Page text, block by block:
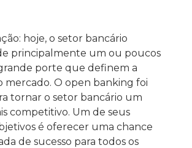
hoje, o setor bancário
principalmente um ou poucos
porte que definem a
mercado. O open banking foi
tornar o setor bancário um
competitivo. Um de seus
é oferecer uma chance
de sucesso para todos os